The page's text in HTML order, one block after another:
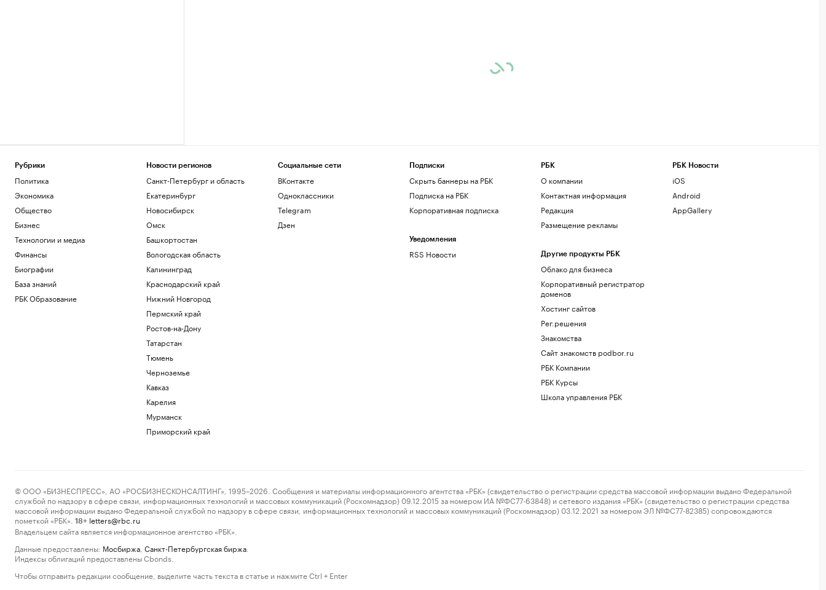
Рубрики
Политика
Экономика
Общество
Бизнес
Технологии и медиа
Финансы
Биографии
База знаний
РБК Образование
Новости регионов
Санкт-Петербург и область
Екатеринбург
Новосибирск
Омск
Башкортостан
Вологодская область
Калининград
Краснодарский край
Нижний Новгород
Пермский край
Ростов-на-Дону
Татарстан
Тюмень
Черноземье
Кавказ
Карелия
Мурманск
Приморский край
Социальные сети
ВКонтакте
Одноклассники
Telegram
Дзен
Подписки
Скрыть баннеры на РБК
Подписка на РБК
Корпоративная подписка
Уведомления
RSS Новости
РБК
О компании
Контактная информация
Редакция
Размещение рекламы
Другие продукты РБК
Облако для бизнеса
Корпоративный регистратор
доменов
Хостинг сайтов
Рег.решения
Знакомства
Сайт знакомств podbor.ru
РБК Компании
РБК Курсы
Школа управления РБК
РБК Новости
iOS
Android
AppGallery
© ООО «БИЗНЕСПРЕСС», АО «РОСБИЗНЕСКОНСАЛТИНГ», 1995–2026. Сообщения и материалы информационного агентства «РБК» (свидетельство о регистрации средства массовой информации выдано Федеральной
службой по надзору в сфере связи, информационных технологий и массовых коммуникаций (Роскомнадзор) 09.12.2015 за номером ИА №ФС77-63848) и сетевого издания «РБК» (свидетельство о регистрации средства
массовой информации выдано Федеральной службой по надзору в сфере связи, информационных технологий и массовых коммуникаций (Роскомнадзор) 03.12.2021 за номером ЭЛ №ФС77-82385) сопровождаются
пометкой «РБК».
18+ letters@rbc.ru
Владельцем сайта является информационное агентство «РБК».
Данные предоставлены: Мосбиржа Санкт-Петербургская биржа
Индексы облигаций предоставлены Cbonds.
Чтобы отправить редакции сообщение, выделите часть текста в статье и нажмите Ctrl + Enter